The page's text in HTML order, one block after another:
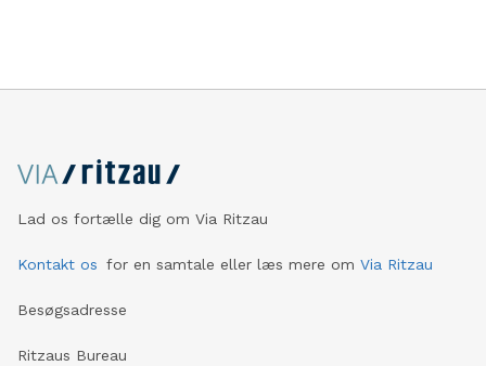
Lad os fortælle dig om Via Ritzau
Kontakt os for en samtale eller læs mere om Via Ritzau
Besøgsadresse
Ritzaus Bureau